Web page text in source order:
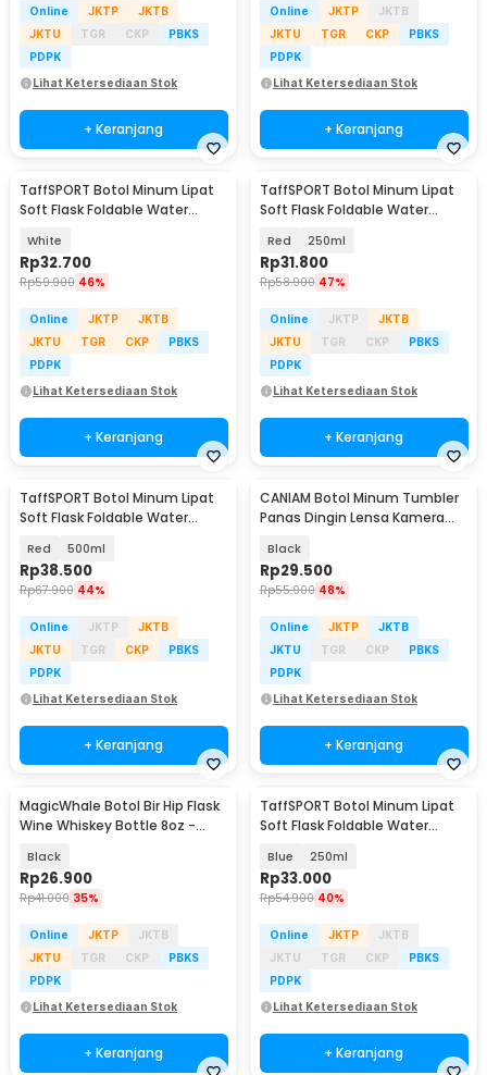
Online JKTP
JKTB
JKTU
TGR CKP
PBKS
PDPK
Lihat Ketersediaan Stok
+ Keranjang
Online JKTP
JKTB
JKTU
TGR CKP
PBKS
PDPK
Lihat Ketersediaan Stok
+ Keranjang
TaffSPORT Botol Minum Lipat
Soft Flask Foldable Water
White
Rp32.700
Rp59.900 46%
Online JKTP
JKTB
JKTU
TGR CKP
PBKS
PDPK
Lihat Ketersediaan Stok
+ Keranjang
TaffSPORT Botol Minum Lipat
Soft Flask Foldable Water
Red 250ml
Rp31.800
Rp58.900 47%
Online JKTP
JKTB
JKTU
TGR CKP
PBKS
PDPK
Lihat Ketersediaan Stok
+ Keranjang
TaffSPORT Botol Minum Lipat
Soft Flask Foldable Water
Red 500ml
Rp38.500
Rp67.900 44%
Online JKTP
JKTB
JKTU
TGR CKP
PBKS
PDPK
Lihat Ketersediaan Stok
+ Keranjang
CANIAM Botol Minum Tumbler
Panas Dingin Lensa Kamera
Black
Rp29.500
Rp55.900 48%
Online JKTP
JKTB
JKTU
TGR CKP
PBKS
PDPK
Lihat Ketersediaan Stok
+ Keranjang
MagicWhale Botol Bir Hip Flask
Wine Whiskey Bottle 8oz -
Black
Rp26.900
Rp41.000 35%
Online JKTP
JKTB
JKTU
TGR CKP
PBKS
PDPK
Lihat Ketersediaan Stok
+ Keranjang
TaffSPORT Botol Minum Lipat
Soft Flask Foldable Water
Blue 250ml
Rp33.000
Rp54.900 40%
Online JKTP
JKTB
JKTU
TGR CKP
PBKS
PDPK
Lihat Ketersediaan Stok
+ Keranjang